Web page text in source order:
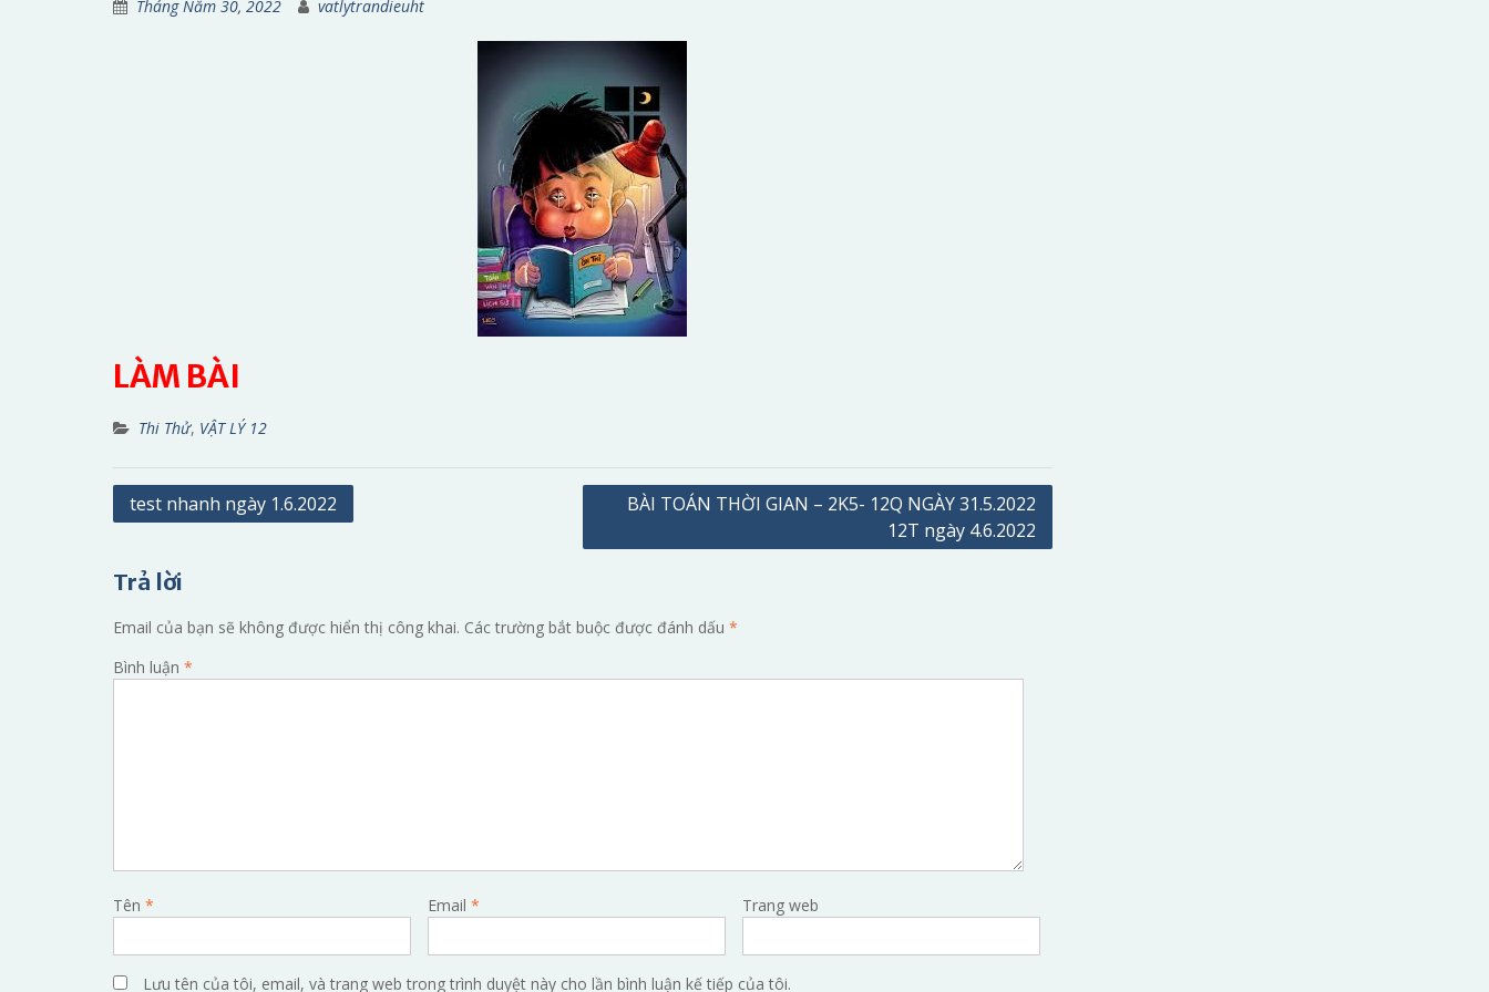
Tháng Năm 30, 2022 vatlytrandieuht
LÀM BÀI
Thi Thử, VẬT LÝ 12
Điều
bài
viết
test nhanh ngày 1.6.2022
BÀI TOÁN THỜI GIAN – 2K5- 12Q NGÀY 31.5.2022
12T ngày 4.6.2022
Trả lời
Email của bạn sẽ không được hiển thị công khai. Các trường bắt buộc được đánh dấu *
Bình luận *
Tên * Email * Trang web
Lưu tên của tôi, email, và trang web trong trình duyệt này cho lần bình luận kế tiếp của tôi.